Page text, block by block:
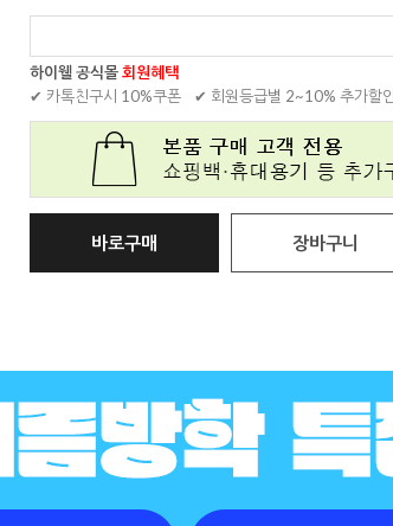
하이웰 공식몰회원혜택
✔ 카톡친구시 10%쿠폰
✔ 회원등급별 2~10% 추가할인
바로구매 장바구니